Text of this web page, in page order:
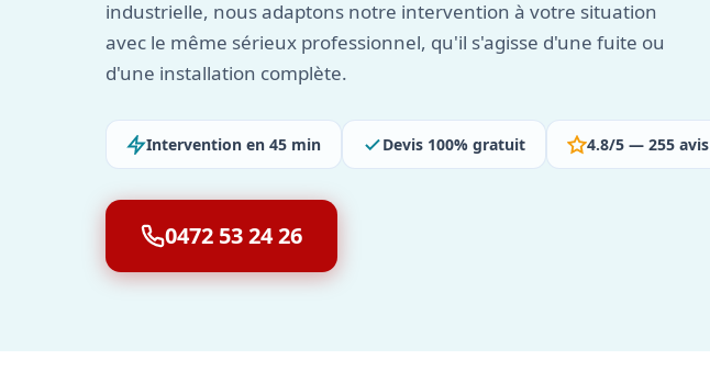
industrielle, nous adaptons notre intervention à votre situation
avec le même sérieux professionnel, qu'il s'agisse d'une fuite ou
d'une installation complète.
Intervention en 45 min Devis 100% gratuit 4.8/5 — 255 avis
0472 53 24 26